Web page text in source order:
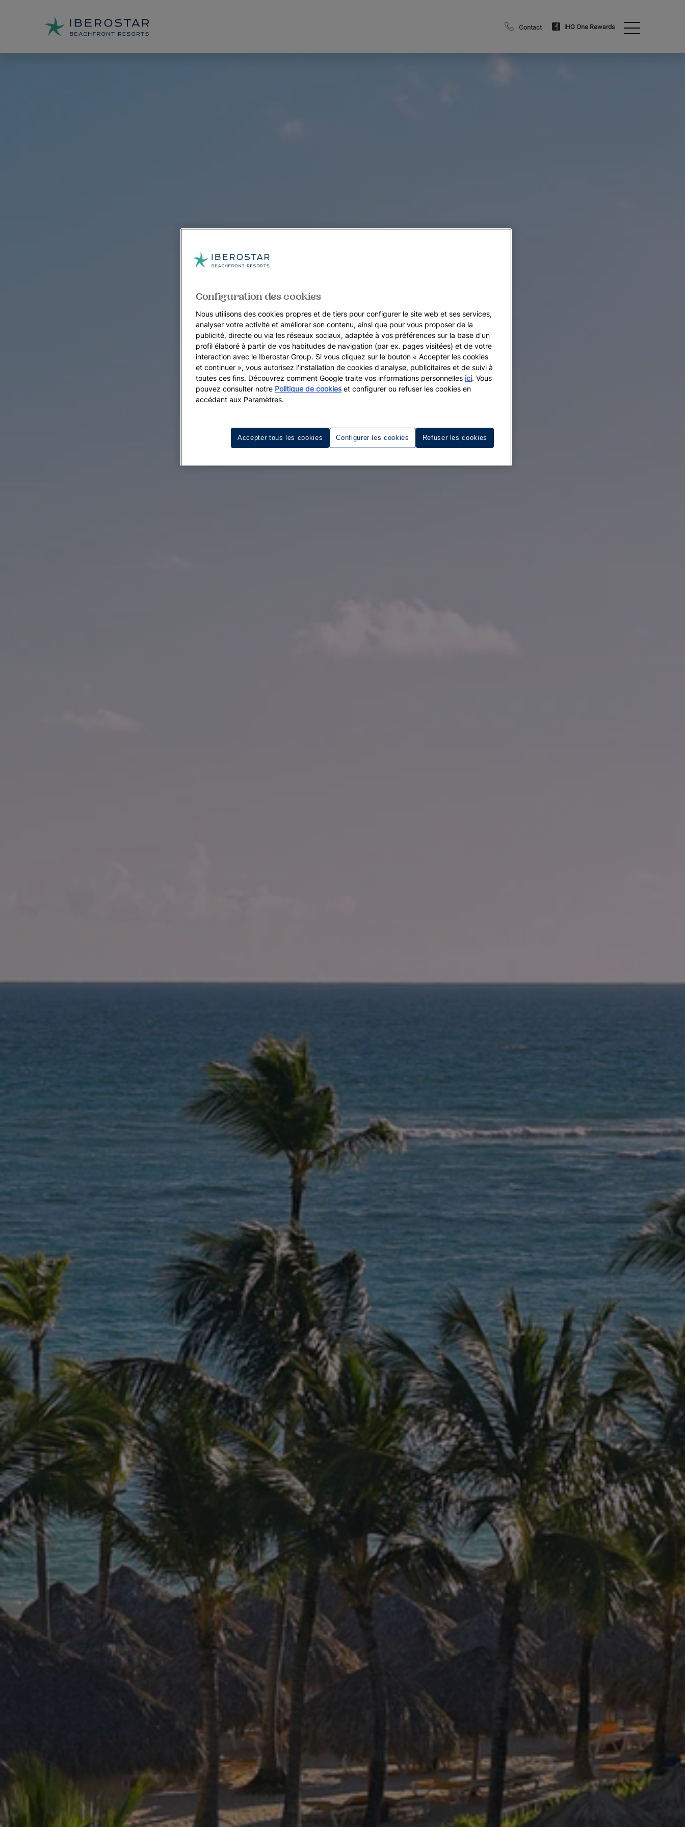
Contact IHG One Rewards
Configuration des cookies
Nous utilisons des cookies propres et de tiers pour configurer le site web et ses services,
analyser votre activité et améliorer son contenu, ainsi que pour vous proposer de la
publicité, directe ou via les réseaux sociaux, adaptée à vos préférences sur la base d'un
profil élaboré à partir de vos habitudes de navigation (par ex. pages visitées) et de votre
interaction avec le Iberostar Group. Si vous cliquez sur le bouton « Accepter les cookies
et continuer », vous autorisez l'installation de cookies d'analyse, publicitaires et de suivi à
toutes ces fins. Découvrez comment Google traite vos informations personnelles ici. Vous
pouvez consulter notre Politique de cookieset configurer ou refuser les cookies en
accédant aux Paramètres.
Configurer les cookies Refuser les cookies
Accepter tous les cookies